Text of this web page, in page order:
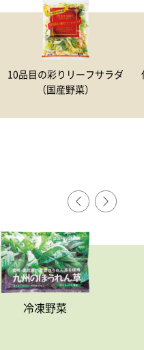
10品目の彩りリーフサラダ
（国産野菜）
冷凍野菜